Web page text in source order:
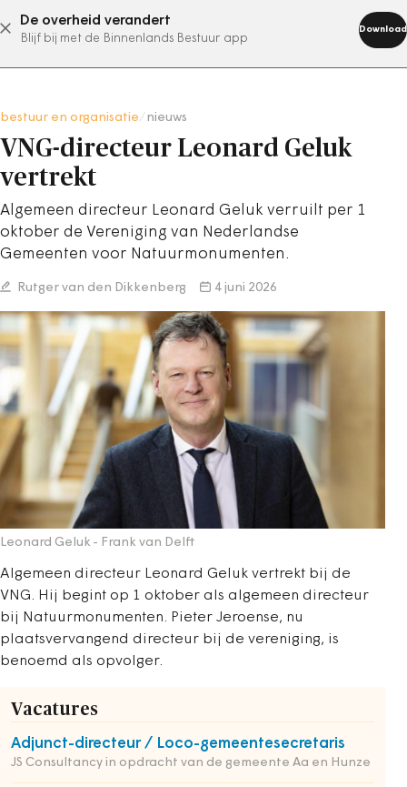
De overheid verandert
Blijf bij met de Binnenlands Bestuur app
Download
abonneer nu
bestuur en organisatie nieuws
VNG-directeur Leonard Geluk
vertrekt
Algemeen directeur Leonard Geluk verruilt per 1
oktober de Vereniging van Nederlandse
Gemeenten voor Natuurmonumenten.
Rutger van den Dikkenberg 4 juni 2026
Leonard Geluk - Frank van Delft
Algemeen directeur Leonard Geluk vertrekt bij de
VNG. Hij begint op 1 oktober als algemeen directeur
bij Natuurmonumenten. Pieter Jeroense, nu
plaatsvervangend directeur bij de vereniging, is
benoemd als opvolger.
Vacatures
Adjunct-directeur / Loco-gemeentesecretaris
JS Consultancy in opdracht van de gemeente Aa en Hunze